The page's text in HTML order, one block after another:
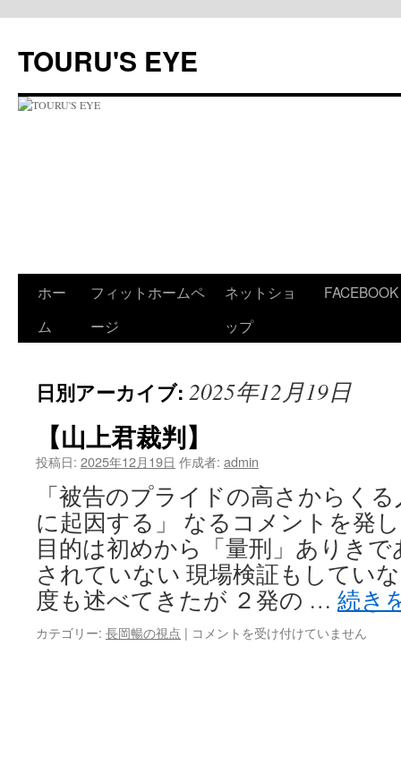
テ
ン
へ
TOURU'S EYE
ホー
ム
フィットホームペ
ージ
ネットショ
ップ
FACEBOOK
日別アーカイブ: 2025年12月19日
【山上君裁判】
投稿日: 2025年12月19日 作成者: admin
「被告のプライドの高さからく
に起因する」 なるコメントを発
目的は初めから「量刑」ありき
されていない 現場検証もしてい
度も述べてきたが ２発の … 続き
カテゴリー: 長岡暢の視点 | 【山
コメントを受け付けていません